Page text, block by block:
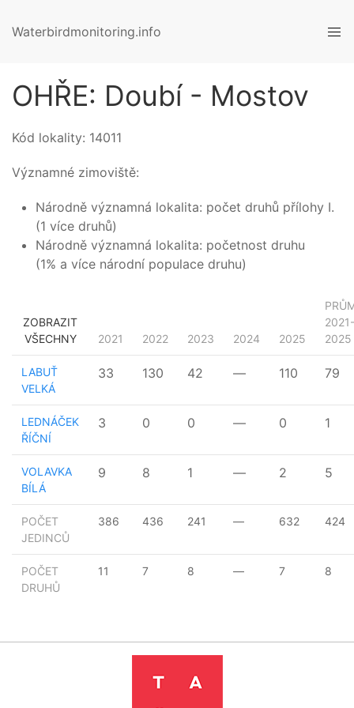
Waterbirdmonitoring.info
OHŘE: Doubí - Mostov
Kód lokality: 14011
Významné zimoviště:
Národně významná lokalita: počet druhů přílohy I.
(1 více druhů)
Národně významná lokalita: početnost druhu
(1% a více národní populace druhu)
ZOBRAZIT
VŠECHNY
2021 2022 2023 2024 2025
2021-
2025
POČET
JEDINCŮ
386 436 241 — 632 424
POČET
DRUHŮ
11 7 8 — 7 8
LABUŤ
VELKÁ
33 130 42 — 110 79
LEDNÁČEK
ŘÍČNÍ
3 0 0 — 0 1
VOLAVKA
BÍLÁ
9 8 1 — 2 5